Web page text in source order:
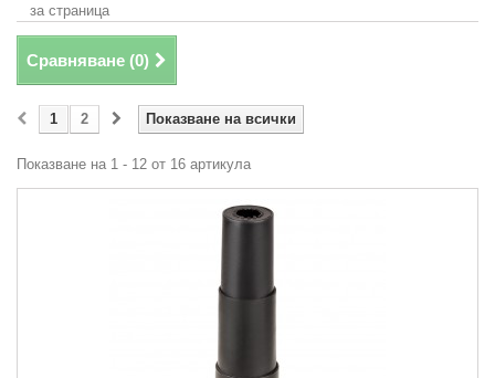
за страница
Сравняване (0)
Показване на всички
1 2
Показване на 1 - 12 от 16 артикула